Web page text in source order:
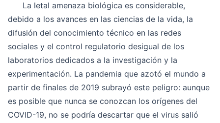
La letal amenaza biológica es considerable,
debido a los avances en las ciencias de la vida, la
difusión del conocimiento técnico en las redes
sociales y el control regulatorio desigual de los
laboratorios dedicados a la investigación y la
experimentación. La pandemia que azotó el mundo a
partir de finales de 2019 subrayó este peligro: aunque
es posible que nunca se conozcan los orígenes del
COVID-19, no se podría descartar que el virus salió